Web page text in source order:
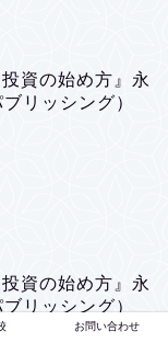
資の始め方』永
リッシング）
資の始め方』永
リッシング）
お問い合わせ